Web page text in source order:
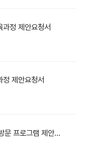
정 제안요청서
제안요청서
문 프로그램 제안의